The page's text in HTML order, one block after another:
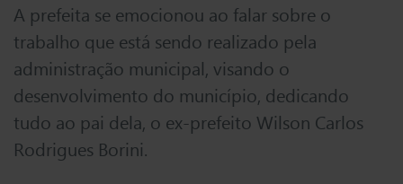
A prefeita se emocionou ao falar sobre o
trabalho que está sendo realizado pela
administração municipal, visando o
desenvolvimento do município, dedicando
tudo ao pai dela, o ex-prefeito Wilson Carlos
Rodrigues Borini.